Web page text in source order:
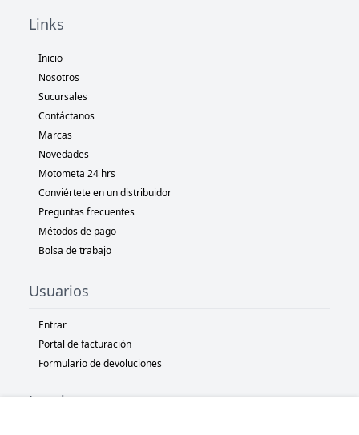
Links
Inicio
Nosotros
Sucursales
Contáctanos
Marcas
Novedades
Motometa 24 hrs
Conviértete en un distribuidor
Preguntas frecuentes
Métodos de pago
Bolsa de trabajo
Usuarios
Entrar
Portal de facturación
Formulario de devoluciones
Legal